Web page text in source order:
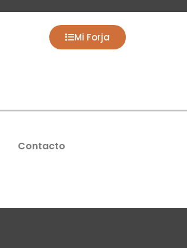
Mi Forja
Contacto